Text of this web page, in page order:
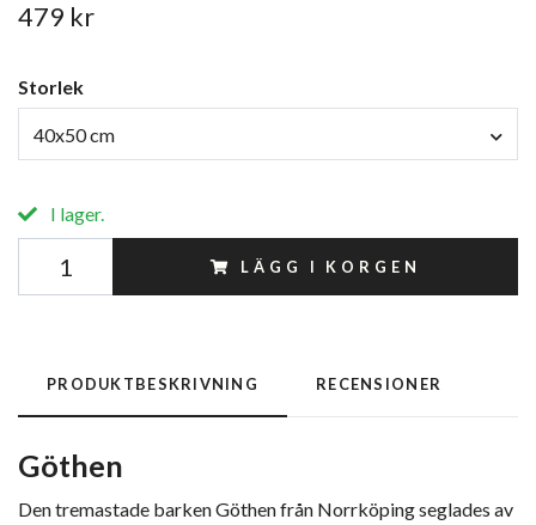
479 kr
Storlek
40x50 cm
I lager.
LÄGG I KORGEN
PRODUKTBESKRIVNING RECENSIONER
Göthen
Den tremastade barken Göthen från Norrköping seglades av